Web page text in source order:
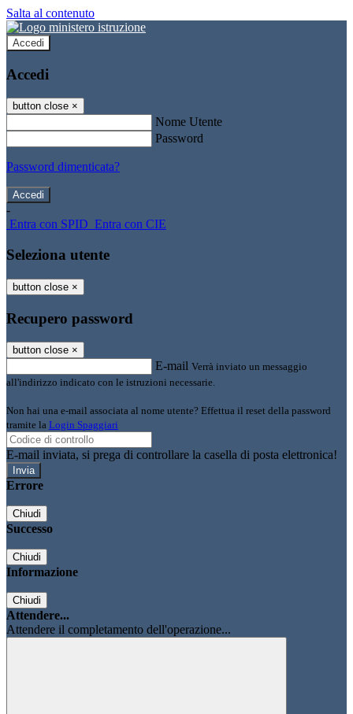
Salta al contenuto
Accedi
Accedi
button close ×
Nome Utente
Password
Password dimenticata?
-
Entra con SPID Entra con CIE
Seleziona utente
button close ×
Recupero password
button close ×
E-mail Verrà inviato un messaggio
all'indirizzo indicato con le istruzioni necessarie.
Non hai una e-mail associata al nome utente? Effettua il reset della password
tramite la Login Spaggiari
E-mail inviata, si prega di controllare la casella di posta elettronica!
Errore
Chiudi
Successo
Chiudi
Informazione
Chiudi
Attendere...
Attendere il completamento dell'operazione...